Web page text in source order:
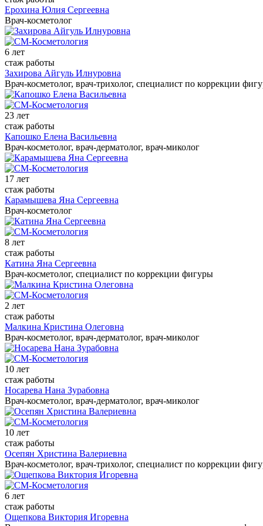
Ерохина Юлия Сергеевна
Врач-косметолог
6 лет
стаж работы
Захирова Айгуль Илнуровна
Врач-косметолог, врач-трихолог, специалист по коррекции
23 лет
стаж работы
Капошко Елена Васильевна
Врач-косметолог, врач-дерматолог, врач-миколог
17 лет
стаж работы
Карамышева Яна Сергеевна
Врач-косметолог
8 лет
стаж работы
Катина Яна Сергеевна
Врач-косметолог, специалист по коррекции фигуры
2 лет
стаж работы
Малкина Кристина Олеговна
Врач-косметолог, врач-дерматолог, врач-миколог
10 лет
стаж работы
Носарева Нана Зурабовна
Врач-косметолог, врач-дерматолог, врач-миколог
10 лет
стаж работы
Осепян Христина Валериевна
Врач-косметолог, врач-трихолог, специалист по коррекции
6 лет
стаж работы
Ощепкова Виктория Игоревна